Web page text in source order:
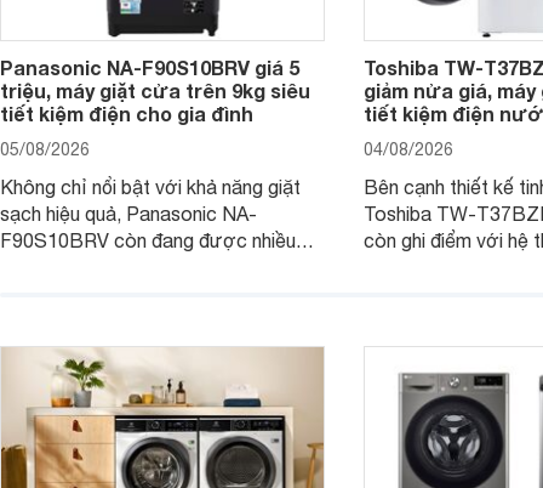
Panasonic NA-F90S10BRV giá 5
triệu, máy giặt cửa trên 9kg siêu
tiết kiệm điện cho gia đình
05/08/2026
Không chỉ nổi bật với khả năng giặt
sạch hiệu quả, Panasonic NA-
F90S10BRV còn đang được nhiều
giặt cửa trên 9kg.
Toshiba TW-
giảm nửa giá,
tiết kiệm điện
04/08/2026
Bên cạnh thiết kế
Toshiba TW-
còn ghi điểm với hệ
giặt.